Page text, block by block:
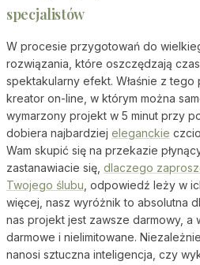
specjalistów
W procesie przygotowań do
rozwiązania, które oszczędzają
spektakularny efekt. Właśnie z
kreator on-line, w którym można
wymarzony projekt w 5 minut przy
dobiera najbardziej eleganckie
Wam skupić się na przekazie
zastanawiacie się, dlaczego
Twojego ślubu , odpowiedź leży w
więcej, nasz wyróżnik to absolutna
nas projekt jest zawsze darmowy, a
darmowe i nielimitowane.
nanosi sztuczna inteligencja, czy